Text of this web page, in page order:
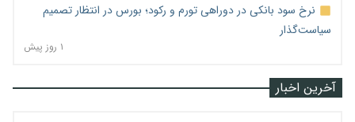
نرخ سود بانکی در دوراهی تورم و رکود؛ بورس در انتظار تصمیم
سیاست‌گذار
۱ روز پیش
آخرین اخبار